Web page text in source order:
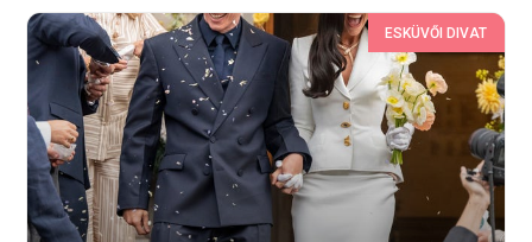
ESKÜVŐI DIVAT